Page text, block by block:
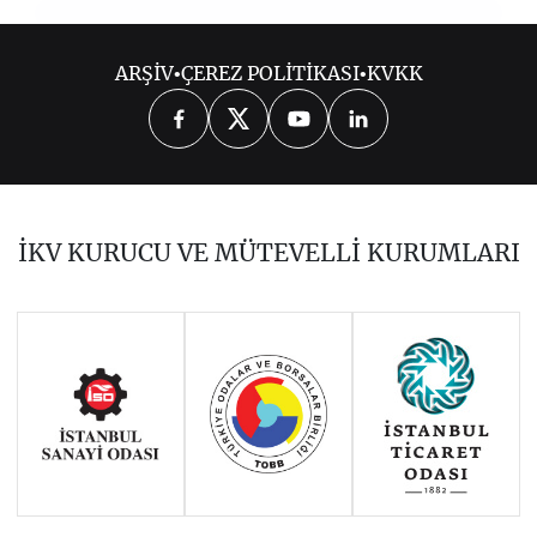
OCAK 2018ŞUBAT 2018MART 2018
NİSAN 2018MAYIS 2018
EKİM 2018KASIM 2018ARALIK 2018
ARŞİV•ÇEREZ POLİTİKASI•KVKK
İKV KURUCU VE MÜTEVELLİ KURUMLARI